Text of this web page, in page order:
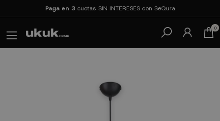
Paga en 3cuotas SIN INTERESES con SeQura
0